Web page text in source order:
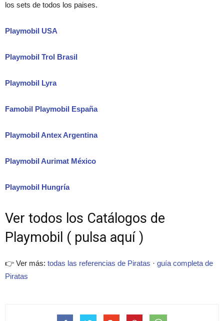
los sets de todos los paises.
Playmobil USA
Playmobil Trol Brasil
Playmobil Lyra
Famobil Playmobil España
Playmobil Antex Argentina
Playmobil Aurimat México
Playmobil Hungría
Ver todos los Catálogos de
Playmobil ( pulsa aquí )
👉 Ver más: todas las referencias de Piratas · guía completa de
Piratas